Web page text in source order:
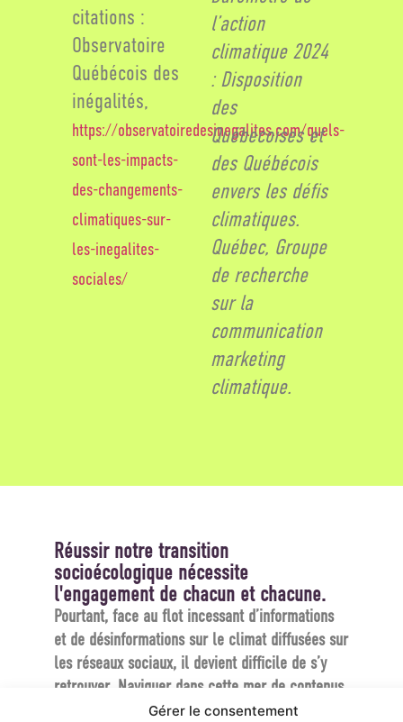
Gérer le consentement
citations :
Observatoire
Québécois des
inégalités,
https://observatoiredesinegalites.com/quels-
sont-les-impacts-
des-changements-
climatiques-sur-
les-inegalites-
sociales/
l’action
climatique 2024
: Disposition
des
Québécoises et
des Québécois
envers les défis
climatiques.
Québec, Groupe
de recherche
sur la
communication
marketing
climatique.
Réussir notre transition
socioécologique nécessite
l'engagement de chacun et chacune.
Pourtant, face au flot incessant d’informations
et de désinformations sur le climat diffusées sur
les réseaux sociaux, il devient difficile de s’y
retrouver. Naviguer dans cette mer de contenus
pour agir de manière éclairée relève parfois du